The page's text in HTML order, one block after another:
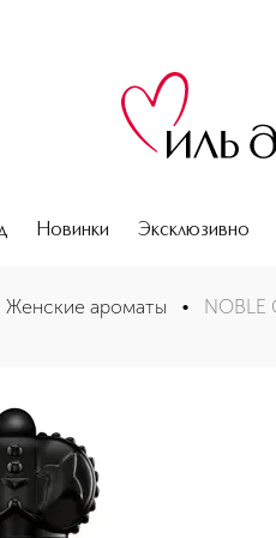
Новинки Эксклюзивно
Женские ароматы • NOBLE